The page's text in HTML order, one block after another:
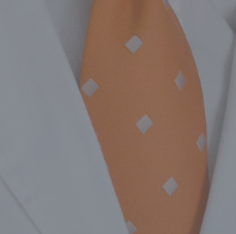
Caviglia e
Tendine d'Achille